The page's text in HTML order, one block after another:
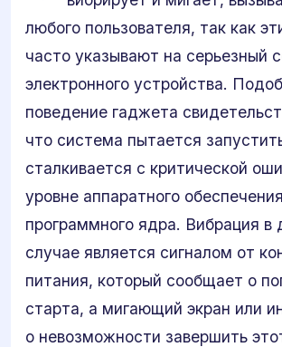
любого пользователя, так как
часто указывают на серьезный
электронного устройства.
поведение гаджета
что система пытается
сталкивается с критической
уровне аппаратного
программного ядра. Вибрация в
случае является сигналом от
питания, который сообщает о
старта, а мигающий экран или
о невозможности завершить